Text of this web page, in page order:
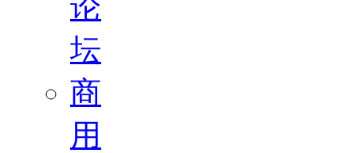
坛
商
用